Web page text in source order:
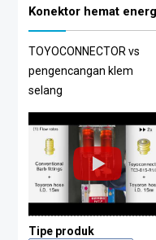
Konektor hemat
TOYOCONNECTOR vs
pengencangan klem
selang
Tipe produk